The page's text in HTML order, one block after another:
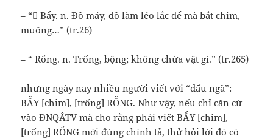
– “𣞻 Bẩy. n. Đồ máy, đồ làm léo lắc để mà bắt chim,
muông…” (tr.26)
– “ Rổng. n. Trống, bộng; không chứa vật gì.” (tr.265)
nhưng ngày nay nhiều người viết với “dấu ngã”:
BẪY [chim], [trống] RỖNG. Như vậy, nếu chỉ căn cứ
vào ĐNQÂTV mà cho rằng phải viết BẨY [chim],
[trống] RỔNG mới đúng chính tả, thử hỏi lời đó có